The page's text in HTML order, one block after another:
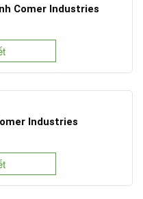
Comer Industries
Industries